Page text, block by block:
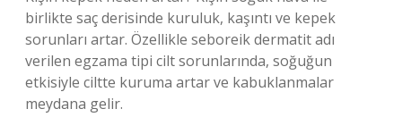
birlikte saç derisinde kuruluk, kaşıntı ve kepek
sorunları artar. Özellikle seboreik dermatit adı
verilen egzama tipi cilt sorunlarında, soğuğun
etkisiyle ciltte kuruma artar ve kabuklanmalar
meydana gelir.